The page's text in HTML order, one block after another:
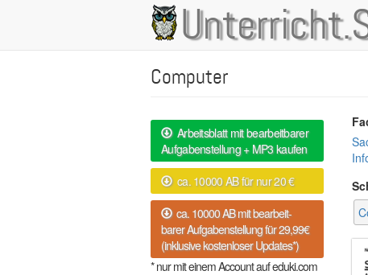
Main
navigation
Computer
Arbeitsblatt mit bearbeitbarer
Aufgabenstellung + MP3 kaufen
ca. 10000 AB für nur 20 €
ca. 10000 AB mit bearbeit-
barer Aufgabenstellung für 29,99€
(inklusive kostenloser Updates*)
* nur mit einem Account auf eduki.com